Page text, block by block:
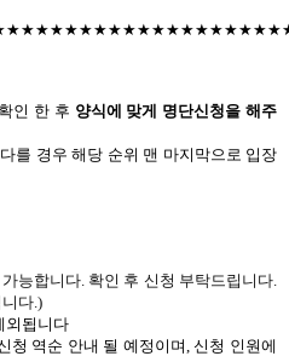
확인 한 후 양식에 맞게 명단신청을 해주
다를 경우 해당 순위 맨 마지막으로 입장
능합니다. 확인 후 신청 부탁드립니다.
다.)
외됩니다
청 역순 안내 될 예정이며,신청 인원에